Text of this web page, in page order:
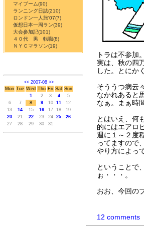
マイブーム(90)
ランニング日誌(210)
ロンドン一人旅'07(7)
仮想日本一周ラン(39)
大会参加記(101)
４０代 男 転職(8)
ＮＹＣマラソン(19)
<< 2007-08 >>
Mon Tue Wed Thu Fri Sat Sun
1
2 3 4
5
6
7 8 9 10 11
12
13
14 15 16 17 18
19
20
21 22 23 24 25
26
27
28 29 30 31
トラは不参加
実は、秋の四
した。とにか
そううつ病云
なかれあると
なぁ。まぁ時
とはいえ、何
的にはエアロ
週に１～２度
ってますので
やり方によっ
ということで
ぉ・・・。
おお、今回の
12 comments